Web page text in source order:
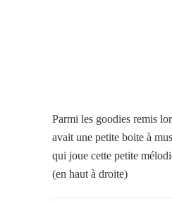
Parmi les goodies remis
avait une petite boite à
qui joue cette petite
(en haut à droite)